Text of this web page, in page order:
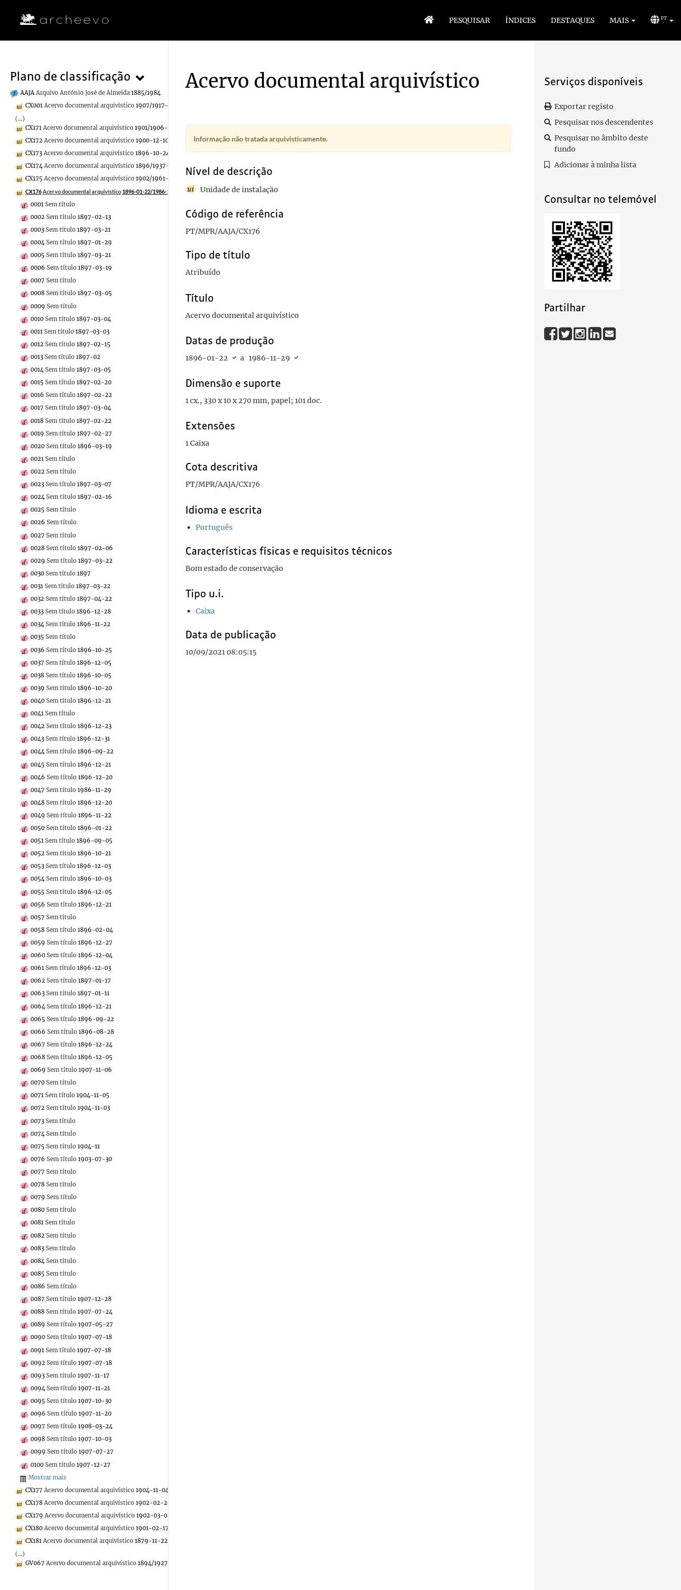
PESQUISAR ÍNDICES DESTAQUES MAIS PT
Plano de classificação
AAJA Arquivo António José de Almeida 1885/1984
CX001 Acervo documental arquivístico 1907/1917-02-25
(...)
CX171 Acervo documental arquivístico 1901/1906-12-16
CX172 Acervo documental arquivístico 1900-12-10/1909-07-18
CX173 Acervo documental arquivístico 1896-10-24/1905
CX174 Acervo documental arquivístico 1896/1937-01-27
CX175 Acervo documental arquivístico 1902/1961-10-12
CX176Acervo documental arquivístico 1896-01-22/1986-11-29
0001 Sem título
0002 Sem título 1897-02-13
0003 Sem título 1897-03-21
0004 Sem título 1897-01-29
0005 Sem título 1897-03-21
0006 Sem título 1897-03-19
0007 Sem título
0008 Sem título 1897-03-05
0009 Sem título
0010 Sem título 1897-03-04
0011 Sem título 1897-03-03
0012 Sem título 1897-02-15
0013 Sem título 1897-02
0014 Sem título 1897-03-05
0015 Sem título 1897-02-20
0016 Sem título 1897-02-22
0017 Sem título 1897-03-04
0018 Sem título 1897-02-22
0019 Sem título 1897-02-27
0020 Sem título 1896-03-19
0021 Sem título
0022 Sem título
0023 Sem título 1897-03-07
0024 Sem título 1897-02-16
0025 Sem título
0026 Sem título
0027 Sem título
0028 Sem título 1897-02-06
0029 Sem título 1897-03-22
0030 Sem título 1897
0031 Sem título 1897-03-22
0032 Sem título 1897-04-22
0033 Sem título 1896-12-28
0034 Sem título 1896-11-22
0035 Sem título
0036 Sem título 1896-10-25
0037 Sem título 1896-12-05
0038 Sem título 1896-10-05
0039 Sem título 1896-10-20
0040 Sem título 1896-12-21
0041 Sem título
0042 Sem título 1896-12-23
0043 Sem título 1896-12-31
0044 Sem título 1896-09-22
0045 Sem título 1896-12-21
0046 Sem título 1896-12-20
0047 Sem título 1986-11-29
0048 Sem título 1896-12-20
0049 Sem título 1896-11-22
0050 Sem título 1896-01-22
0051 Sem título 1896-09-05
0052 Sem título 1896-10-21
0053 Sem título 1896-12-03
0054 Sem título 1896-10-03
0055 Sem título 1896-12-05
0056 Sem título 1896-12-21
0057 Sem título
0058 Sem título 1896-02-04
0059 Sem título 1896-12-27
0060 Sem título 1896-12-04
0061 Sem título 1896-12-03
0062 Sem título 1897-01-17
0063 Sem título 1897-01-11
0064 Sem título 1896-12-21
0065 Sem título 1896-09-22
0066 Sem título 1896-08-28
0067 Sem título 1896-12-24
0068 Sem título 1896-12-05
0069 Sem título 1907-11-06
0070 Sem título
0071 Sem título 1904-11-05
0072 Sem título 1904-11-03
0073 Sem título
0074 Sem título
0075 Sem título 1904-11
0076 Sem título 1903-07-30
0077 Sem título
0078 Sem título
0079 Sem título
0080 Sem título
0081 Sem título
0082 Sem título
0083 Sem título
0084 Sem título
0085 Sem título
0086 Sem título
0087 Sem título 1907-12-28
0088 Sem título 1907-07-24
0089 Sem título 1907-05-27
0090 Sem título 1907-07-18
0091 Sem título 1907-07-18
0092 Sem título 1907-07-18
0093 Sem título 1907-11-17
0094 Sem título 1907-11-21
0095 Sem título 1907-10-30
0096 Sem título 1907-11-20
0097 Sem título 1908-03-24
0098 Sem título 1907-10-03
0099 Sem título 1907-07-27
0100 Sem título 1907-12-27
Mostrar mais
CX177 Acervo documental arquivístico 1904-11-04/1924
CX178 Acervo documental arquivístico 1902-02-20/1916-04-22
CX179 Acervo documental arquivístico 1902-03-04/1912-08-14
CX180 Acervo documental arquivístico 1901-02-17/1911-12-28
CX181 Acervo documental arquivístico 1879-11-22/1940-11-22
(...)
GV067 Acervo documental arquivístico 1894/1927-10-25
Serviços disponíveis
Exportar registo
Pesquisar nos descendentes
Pesquisar no âmbito deste
fundo
Adicionar à minha lista
Consultar no telemóvel
Partilhar
Acervo documental arquivístico
Informação não tratada arquivisticamente.
Nível de descrição
Unidade de instalação
Código de referência
PT/MPR/AAJA/CX176
Tipo de título
Atribuído
Título
Acervo documental arquivístico
Datas de produção
1896-01-22 a 1986-11-29
Dimensão e suporte
1 cx., 330 x 10 x 270 mm, papel; 101 doc.
Extensões
1 Caixa
Cota descritiva
PT/MPR/AAJA/CX176
Idioma e escrita
Português
Características físicas e requisitos técnicos
Bom estado de conservação
Tipo u.i.
Caixa
Data de publicação
10/09/2021 08:05:15